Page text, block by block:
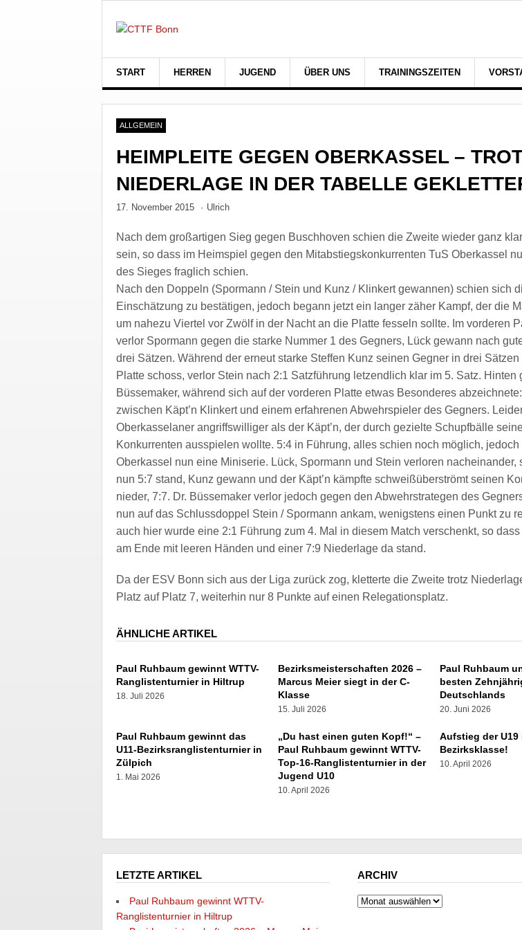
START HERREN JUGEND ÜBER UNS TRAININGSZEITEN
ALLGEMEIN
HEIMPLEITE GEGEN OBERKASSEL –
NIEDERLAGE IN DER TABELLE
17. November 2015 · Ulrich
Nach dem großartigen Sieg gegen Buschhoven schien die Zweite wieder ganz
sein, so dass im Heimspiel gegen den Mitabstiegskonkurrenten TuS Oberkassel
des Sieges fraglich schien.
Nach den Doppeln (Spormann / Stein und Kunz / Klinkert gewannen) schien sich
Einschätzung zu bestätigen, jedoch begann jetzt ein langer zäher Kampf, der die
um nahezu Viertel vor Zwölf in der Nacht an die Platte fesseln sollte. Im vorderen
verlor Spormann gegen die starke Nummer 1 des Gegners, Lück gewann nach
drei Sätzen. Während der erneut starke Steffen Kunz seinen Gegner in drei Sätzen
Platte schoss, verlor Stein nach 2:1 Satzführung letzendlich klar im 5. Satz. Hinten
Büssemaker, während sich auf der vorderen Platte etwas Besonderes
zwischen Käpt’n Klinkert und einem erfahrenen Abwehrspieler des Gegners.
Oberkasselaner angriffswilliger als der Käpt’n, der durch gezielte Schupfbälle
Konkurrenten ausspielen wollte. 5:4 in Führung, alles schien noch möglich, jedoch
Oberkassel nun eine Miniserie. Lück, Spormann und Stein verloren nacheinander,
nun 5:7 stand, Kunz gewann und der Käpt’n kämpfte schweißüberströmt seinen
nieder, 7:7. Dr. Büssemaker verlor jedoch gegen den Abwehrstrategen des
nun auf das Schlussdoppel Stein / Spormann ankam, wenigstens einen Punkt zu
auch hier wurde eine 2:1 Führung zum 4. Mal in diesem Match verschenkt, so
am Ende mit leeren Händen und einer 7:9 Niederlage da stand.
Da der ESV Bonn sich aus der Liga zurück zog, kletterte die Zweite trotz
Platz auf Platz 7, weiterhin nur 8 Punkte auf einen Relegationsplatz.
ÄHNLICHE ARTIKEL
Paul Ruhbaum gewinnt WTTV-
Ranglistenturnier in Hiltrup
18. Juli 2026
Bezirksmeisterschaften 2026 –
Marcus Meier siegt in der C-
Klasse
15. Juli 2026
Paul Ruhbaum
besten
Deutschlands
20. Juni 2026
Paul Ruhbaum gewinnt das
U11-Bezirksranglistenturnier in
Zülpich
1. Mai 2026
„Du hast einen guten Kopf!“ –
Paul Ruhbaum gewinnt WTTV-
Top-16-Ranglistenturnier in der
Jugend U10
10. April 2026
Aufstieg der U19
Bezirksklasse!
10. April 2026
LETZTE ARTIKEL
Paul Ruhbaum gewinnt WTTV-
Ranglistenturnier in Hiltrup
ARCHIV
Archiv